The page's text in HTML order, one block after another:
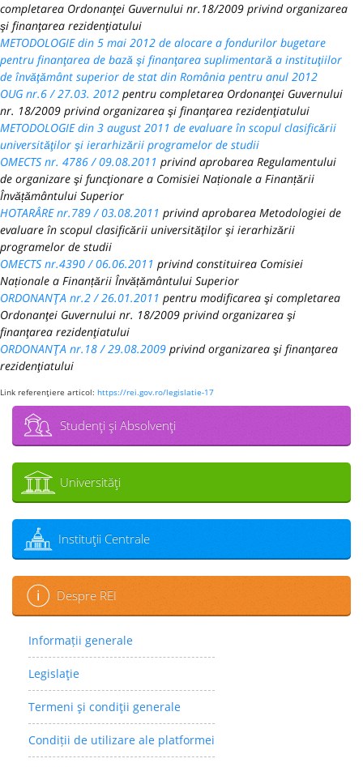
completarea Ordonanţei Guvernului nr.18/2009 privind organizarea
şi finanţarea rezidenţiatului
METODOLOGIE din 5 mai 2012 de alocare a fondurilor bugetare
pentru finanţarea de bază şi finanţarea suplimentară a instituţiilor
de învăţământ superior de stat din România pentru anul 2012
OUG nr.6 / 27.03. 2012 pentru completarea Ordonanţei Guvernului
nr. 18/2009 privind organizarea şi finanţarea rezidenţiatului
METODOLOGIE din 3 august 2011 de evaluare în scopul clasificării
universităţilor şi ierarhizării programelor de studii
OMECTS nr. 4786 / 09.08.2011 privind aprobarea Regulamentului
de organizare şi funcţionare a Comisiei Naționale a Finanțării
Învățământului Superior
HOTARÂRE nr.789 / 03.08.2011 privind aprobarea Metodologiei de
evaluare în scopul clasificării universităţilor şi ierarhizării
programelor de studii
OMECTS nr.4390 / 06.06.2011 privind constituirea Comisiei
Naționale a Finanțării Învățământului Superior
ORDONANŢA nr.2 / 26.01.2011 pentru modificarea şi completarea
Ordonanţei Guvernului nr. 18/2009 privind organizarea şi
finanţarea rezidenţiatului
ORDONANŢA nr.18 / 29.08.2009 privind organizarea şi finanţarea
rezidenţiatului
Link referenţiere articol: https://rei.gov.ro/legislatie-17
Studenţi şi Absolvenţi
Universităţi
Instituţii Centrale
Despre REI
Informații generale
Legislaţie
Termeni şi condiţii generale
Condiții de utilizare ale platformei